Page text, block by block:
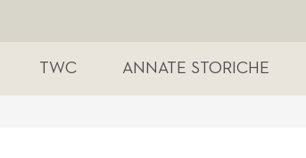
TWC ANNATE STORICHE